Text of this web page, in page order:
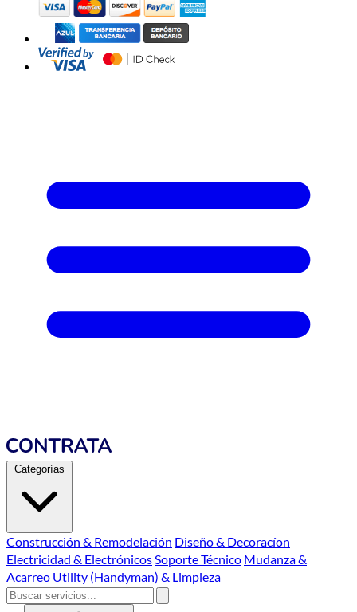
Categorías
Construcción & Remodelación Diseño & Decoracíon
Electricidad & ElectrónicosSoporte Técnico Mudanza &
Acarreo Utility (Handyman) & Limpieza